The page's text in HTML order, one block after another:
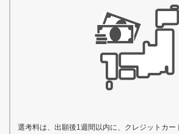
選考料は、出願後1週間以内に、クレジットカー